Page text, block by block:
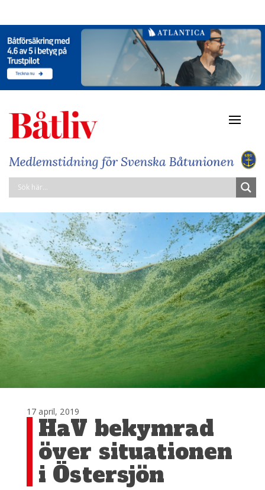
17 april, 2019
HaV bekymrad
över situationen
i Östersjön